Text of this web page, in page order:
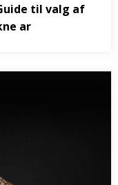
til valg af
ar